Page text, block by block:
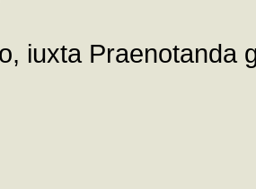
iuxta Praenotanda